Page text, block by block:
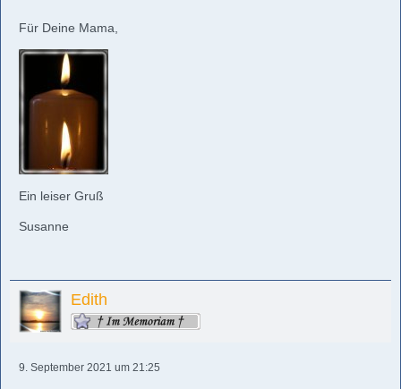
Für Deine Mama,
Ein leiser Gruß
Susanne
Edith
9. September 2021 um 21:25